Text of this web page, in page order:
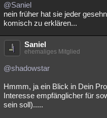
@Saniel
nein früher hat sie jeder
komisch zu erklären...
Saniel
ehemaliges Mitglied
@shadowstar
Hmmm, ja ein Blick in Dein
Interesse empfänglicher für
sein soll).....